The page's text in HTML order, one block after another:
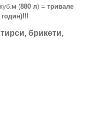
(880 л) = тривале
годин)!!!
брикети,